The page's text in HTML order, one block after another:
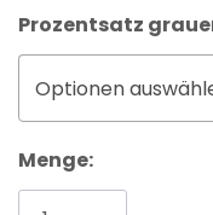
Prozentsatz
Optionen
Menge: